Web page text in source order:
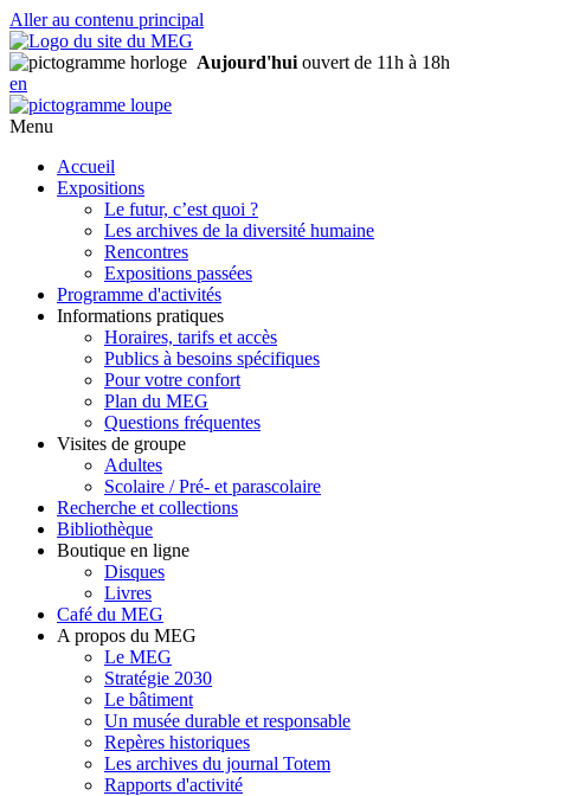
Aller au contenu principal
Aujourd'hui ouvert de 11h à 18h
en
Menu
Accueil
Expositions
Le futur, c’est quoi ?
Les archives de la diversité humaine
Rencontres
Expositions passées
Programme d'activités
Informations pratiques
Horaires, tarifs et accès
Publics à besoins spécifiques
Pour votre confort
Plan du MEG
Questions fréquentes
Visites de groupe
Adultes
Scolaire / Pré- et parascolaire
Recherche et collections
Bibliothèque
Boutique en ligne
Disques
Livres
Café du MEG
A propos du MEG
Le MEG
Stratégie 2030
Le bâtiment
Un musée durable et responsable
Repères historiques
Les archives du journal Totem
Rapports d'activité